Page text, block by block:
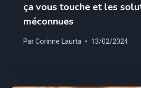
ça vous touche et les
méconnues
ParCorinne Laurta 13/02/2024